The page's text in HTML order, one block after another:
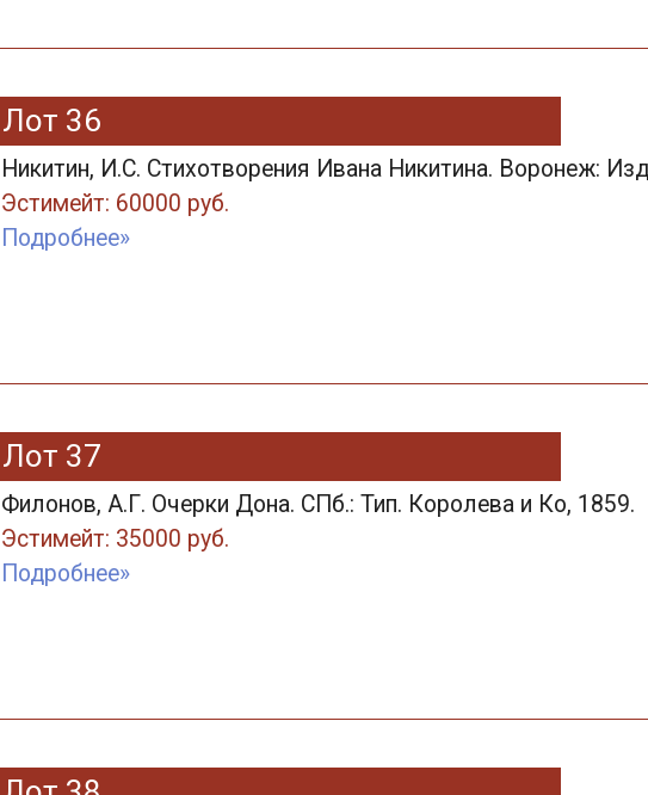
Лот 36
Никитин, И.С. Стихотворения Ивана Никитина. Воронеж:
Эстимейт: 60000 руб.
Подробнее»
Лот 37
Филонов, А.Г. Очерки Дона. СПб.: Тип. Королева и Ко, 1859.
Эстимейт: 35000 руб.
Подробнее»